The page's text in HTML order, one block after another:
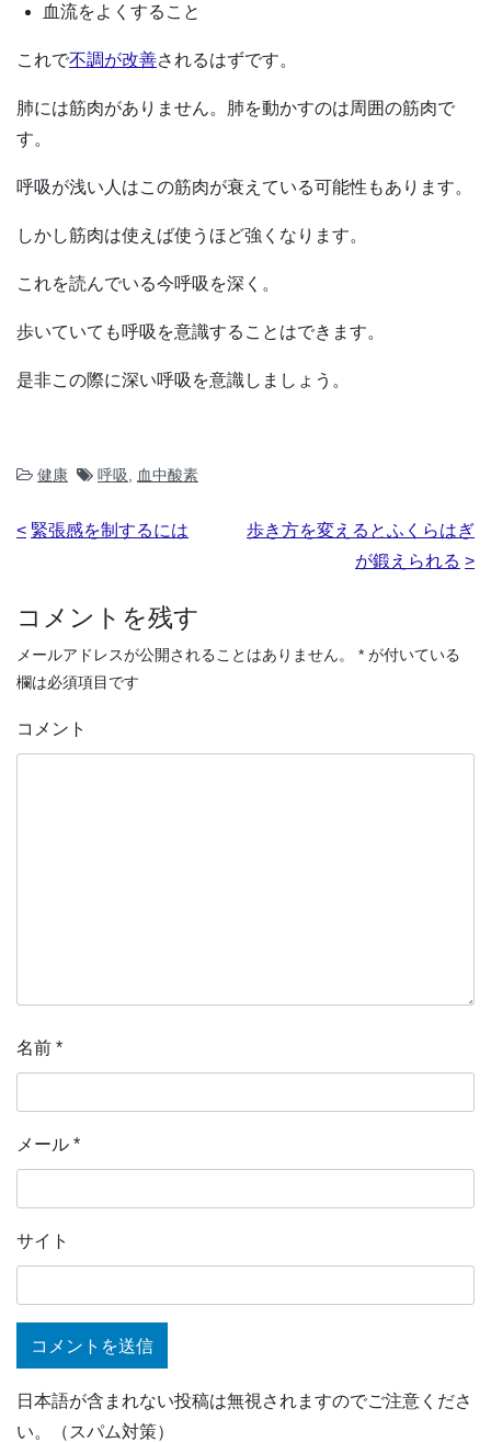
血流をよくすること
これで不調が改善されるはずです。
肺には筋肉がありません。肺を動かすのは周囲の筋肉で
す。
呼吸が浅い人はこの筋肉が衰えている可能性もあります。
しかし筋肉は使えば使うほど強くなります。
これを読んでいる今呼吸を深く。
歩いていても呼吸を意識することはできます。
是非この際に深い呼吸を意識しましょう。
健康 呼吸 血中酸素
投
ビ
ゲ
ー
シ
ョ
緊張感を制するには
歩き方を変えるとふくらはぎ
が鍛えられる
コメントを残す
メールアドレスが公開されることはありません。 * が付いている
欄は必須項目です
コメント
名前 *
メール *
サイト
日本語が含まれない投稿は無視されますのでご注意くださ
い。（スパム対策）